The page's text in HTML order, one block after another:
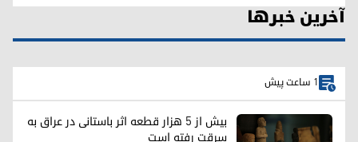
آخرین خبرها
1 ساعت پیش
بیش از ۵ هزار قطعه اثر باستانی در عراق به